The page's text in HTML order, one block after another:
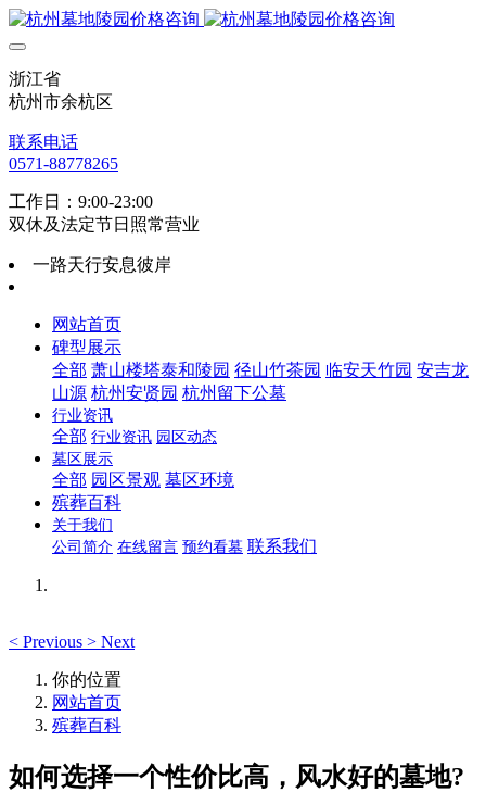
浙江省
杭州市余杭区
联系电话
0571-88778265
工作日：9:00-23:00
双休及法定节日照常营业
一路天行安息彼岸
网站首页
碑型展示
全部 萧山楼塔泰和陵园 径山竹茶园 临安天竹园 安吉龙
山源 杭州安贤园 杭州留下公墓
行业资讯
全部 行业资讯 园区动态
墓区展示
全部 园区景观 墓区环境
殡葬百科
关于我们
公司简介 在线留言 预约看墓 联系我们
< Previous > Next
你的位置
网站首页
殡葬百科
如何选择一个性价比高，风水好的墓地?